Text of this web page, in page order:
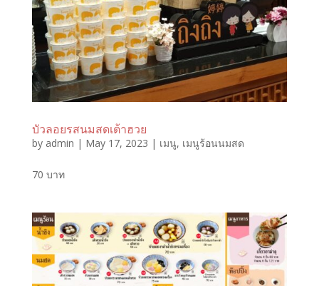
บัวลอยรสนมสดเต้าฮวย
by admin | May 17, 2023 | เมนู, เมนูร้อนนมสด
70 บาท